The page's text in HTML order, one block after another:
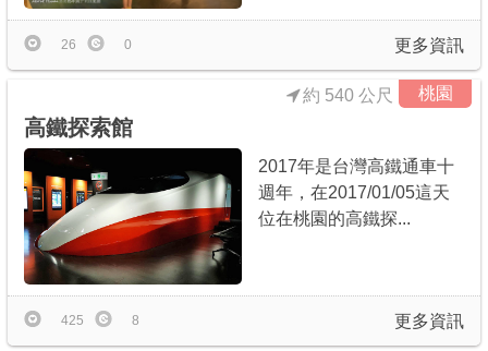
更多資訊
26 0
桃園
高鐵探索館
約 540 公尺
2017年是台灣高鐵通車十
週年，在2017/01/05這天
位在桃園的高鐵探...
更多資訊
425 8